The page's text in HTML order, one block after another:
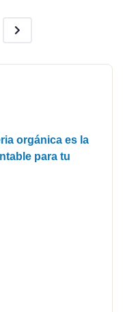
orgánica es la
para tu